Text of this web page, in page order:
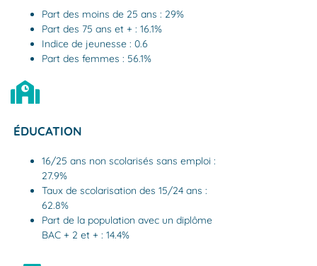
Part des moins de 25 ans : 29%
Part des 75 ans et + : 16.1%
Indice de jeunesse : 0.6
Part des femmes : 56.1%
ÉDUCATION
16/25 ans non scolarisés sans emploi :
27.9%
Taux de scolarisation des 15/24 ans :
62.8%
Part de la population avec un diplôme
BAC + 2 et + : 14.4%